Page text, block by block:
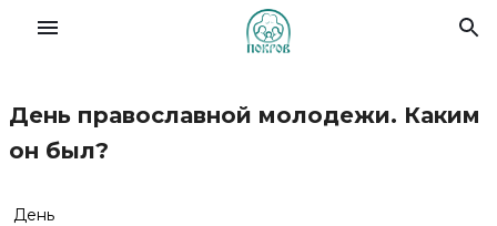
Славянский форум семей
О Фонде
День православной молодежи. Каким
он был?
День